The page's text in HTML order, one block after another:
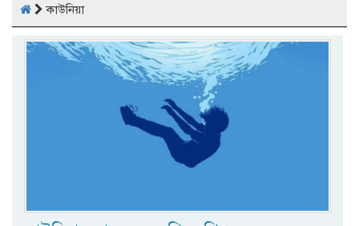
কাউনিয়া